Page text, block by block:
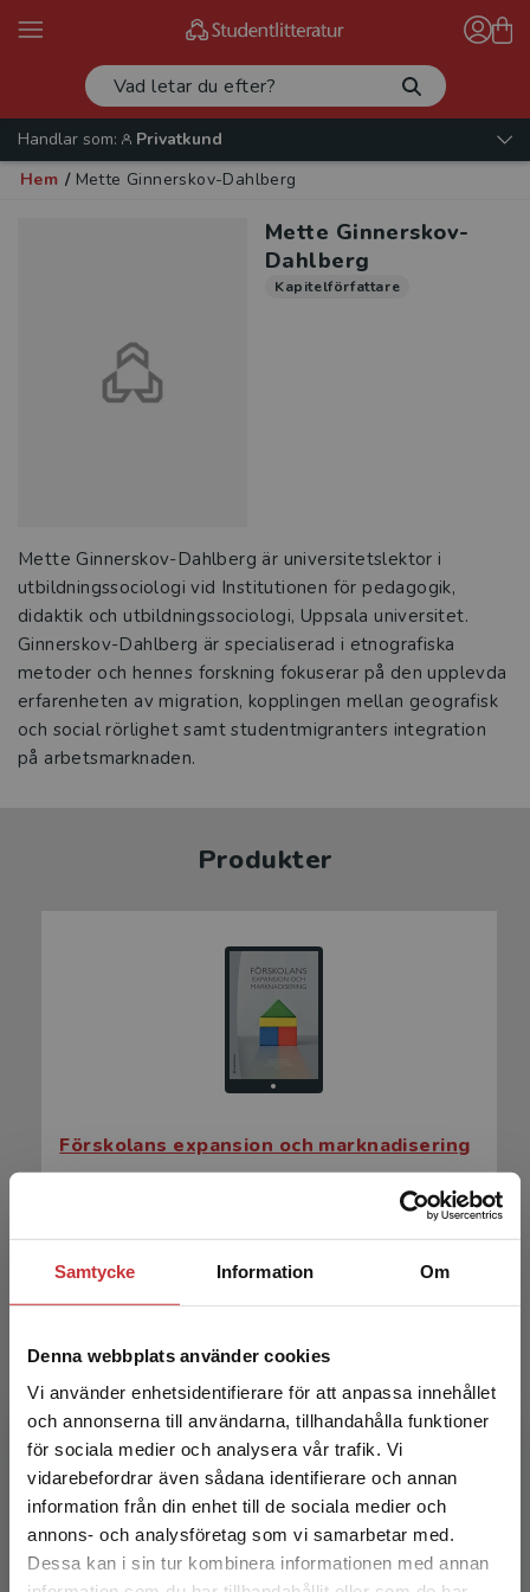
Samtycke Information Om
Denna webbplats använder cookies
Vi använder enhetsidentifierare för att anpassa innehållet
och annonserna till användarna, tillhandahålla funktioner
för sociala medier och analysera vår trafik. Vi
vidarebefordrar även sådana identifierare och annan
information från din enhet till de sociala medier och
annons- och analysföretag som vi samarbetar med.
Dessa kan i sin tur kombinera informationen med annan
Begränsad fraktregion
Handlar som:
Privatkund
Hem / Mette Ginnerskov-Dahlberg
Mette Ginnerskov-
Dahlberg
Kapitelförfattare
Mette Ginnerskov-Dahlberg är universitetslektor i
utbildningssociologi vid Institutionen för pedagogik,
didaktik och utbildningssociologi, Uppsala universitet.
Ginnerskov-Dahlberg är specialiserad i etnografiska
metoder och hennes forskning fokuserar på den upplevda
erfarenheten av migration, kopplingen mellan geografisk
och social rörlighet samt studentmigranters integration
på arbetsmarknaden.
Produkter
Förskolans expansion och marknadisering
200 krinkl. moms
Exkl. moms: 189 kr
Förskolans expansion och marknadisering